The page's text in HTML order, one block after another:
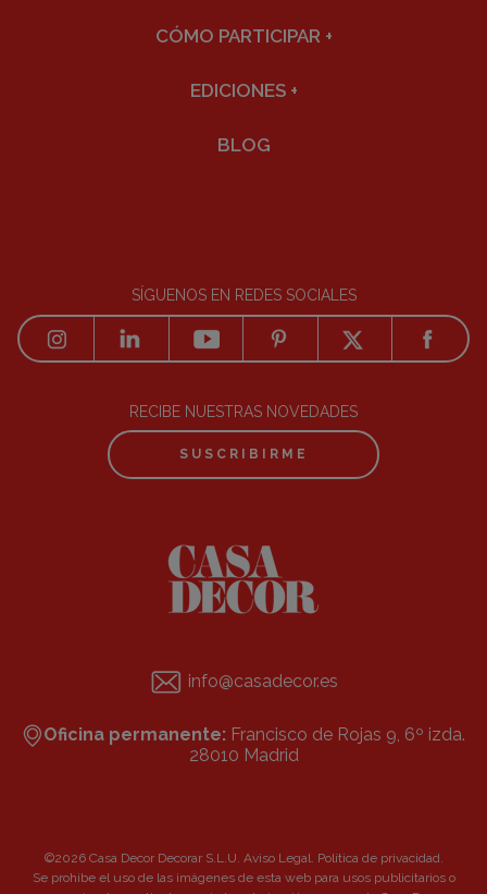
CÓMO PARTICIPAR +
EDICIONES +
BLOG
SÍGUENOS EN REDES SOCIALES
RECIBE NUESTRAS NOVEDADES
SUSCRIBIRME
info@casadecor.es
Oficina permanente: Francisco de Rojas 9, 6º izda.
28010 Madrid
©2026 Casa Decor Decorar S.L.U. Aviso Legal Política de privacidad
Se prohibe el uso de las imágenes de esta web para usos publicitarios o